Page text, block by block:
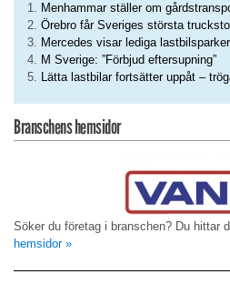
Menhammar ställer om
Örebro får Sveriges största
Mercedes visar lediga
M Sverige: ”Förbjud eftersupning”
Lätta lastbilar fortsätter uppåt –
Branschens hemsidor
Söker du företag i branschen? Du hittar
hemsidor »